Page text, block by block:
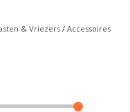
& Vriezers/ Accessoires